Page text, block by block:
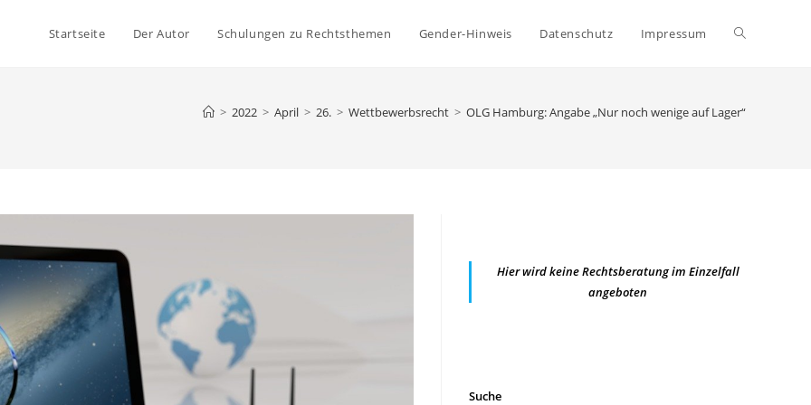
Startseite Der Autor Schulungen zu Rechtsthemen Gender-Hinweis Datenschutz Impressum Website-
> 2022 > April > 26. > Wettbewerbsrecht > OLG Hamburg: Angabe „Nur noch wenige auf Lager“ kann
Hier wird keine Rechtsberatung im Einzelfall
angeboten
Suche